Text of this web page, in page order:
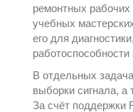
ремонтных
учебных
его для
В отдельных
выборки сигнала, а
За счёт поддержки